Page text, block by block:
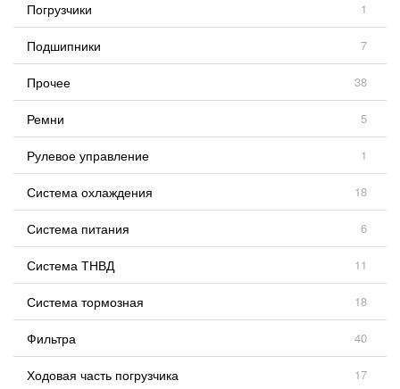
Погрузчики 1
Подшипники 7
Прочее 38
Ремни 5
Рулевое управление 1
Система охлаждения 18
Система питания 6
Система ТНВД 11
Система тормозная 18
Фильтра 40
Ходовая часть погрузчика 17